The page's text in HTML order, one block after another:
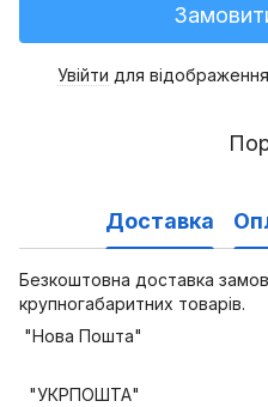
Увійти для
Доставка
Безкоштовна доставка
крупногабаритних товарів.
"Нова Пошта"
"УКРПОШТА"